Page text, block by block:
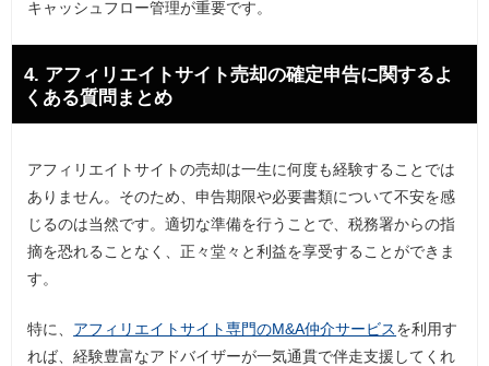
キャッシュフロー管理が重要です。
4. アフィリエイトサイト売却の確定申告に関するよ
くある質問まとめ
アフィリエイトサイトの売却は一生に何度も経験することでは
ありません。そのため、申告期限や必要書類について不安を感
じるのは当然です。適切な準備を行うことで、税務署からの指
摘を恐れることなく、正々堂々と利益を享受することができま
す。
特に、 アフィリエイトサイト専門のM&A仲介サービスを利用す
れば、経験豊富なアドバイザーが一気通貫で伴走支援してくれ